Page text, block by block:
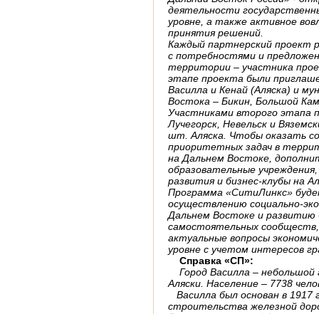
деятельности
уровне, а также активное
принятия решений.
Каждый партнерский проект
с потребностями и
территории – участника
этапе проекта были
Василла и Кенай (Аляска) и
Востока – Бикин, Большой
Участниками второго этапа
Лучегорск, Невельск и
шт. Аляска. Чтобы оказать
приоритетных задач в
на Дальнем Востоке,
образовательные
развития и бизнес-клубы на
Программа «СитиЛинкс»
осуществлению социально-
Дальнем Востоке и развитию
самостоятельных
актуальные вопросы
уровне с учетом интересов
Справка «СП»:
Город Василла – небольшой
Аляски. Население – 7738
Василла был основан в 1917
строительства железной